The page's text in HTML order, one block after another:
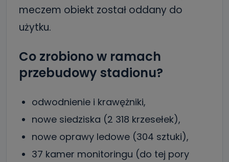
meczem obiekt został oddany do
użytku.
Co zrobiono w ramach
przebudowy stadionu?
odwodnienie i krawężniki,
nowe siedziska (2 318 krzesełek),
nowe oprawy ledowe (304 sztuki),
37 kamer monitoringu (do tej pory